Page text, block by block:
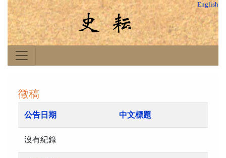
English
徵稿
公告日期 中文標題
沒有紀錄